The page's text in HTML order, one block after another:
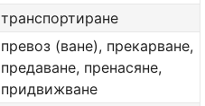
транспортиране
превоз (ване), прекарване,
предаване, пренасяне,
придвижване